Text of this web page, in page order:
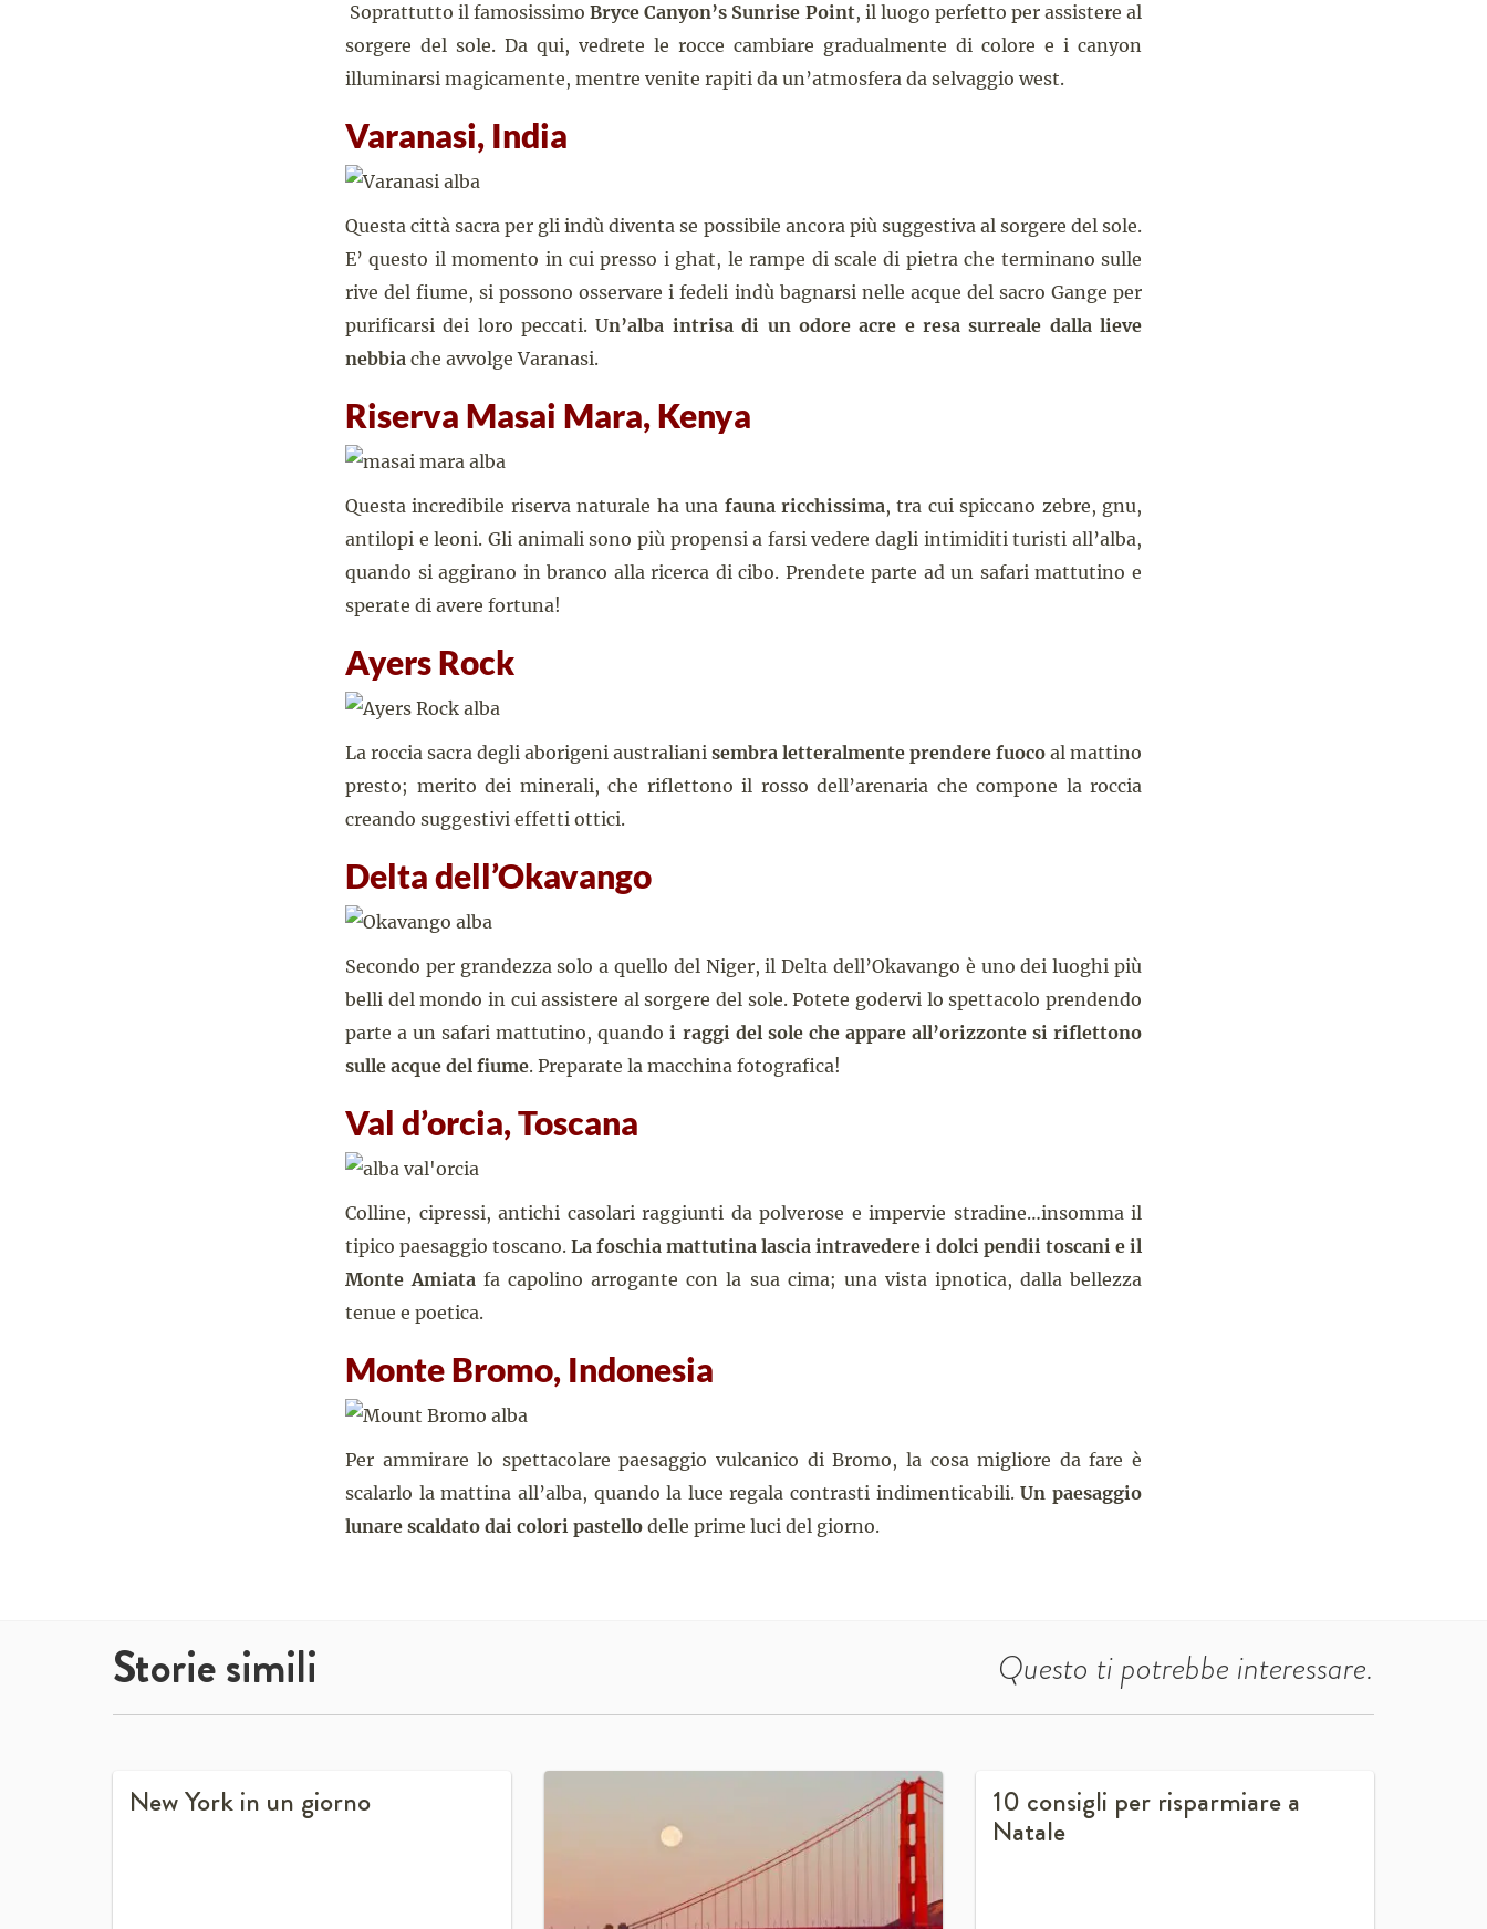
Soprattutto il famosissimoBryce Canyon’s Sunrise Point, il luogo perfetto per assistere al
sorgere del sole. Da qui, vedrete le rocce cambiare gradualmente di colore e i canyon
illuminarsi magicamente, mentre venite rapiti da un’atmosfera da selvaggio west.
Varanasi, India
Questa città sacra per gli indù diventa se possibile ancora più suggestiva al sorgere del sole.
E’ questo il momento in cui presso i ghat, le rampe di scale di pietra che terminano sulle
rive del fiume, si possono osservare i fedeli indù bagnarsi nelle acque del sacro Gange per
purificarsi dei loro peccati. Un’alba intrisa di un odore acre e resa surreale dalla lieve
nebbia che avvolge Varanasi.
Riserva Masai Mara, Kenya
Questa incredibile riserva naturale ha una fauna ricchissima, tra cui spiccano zebre, gnu,
antilopi e leoni. Gli animali sono più propensi a farsi vedere dagli intimiditi turisti all’alba,
quando si aggirano in branco alla ricerca di cibo. Prendete parte ad un safari mattutino e
sperate di avere fortuna!
Ayers Rock
La roccia sacra degli aborigeni australiani sembra letteralmente prendere fuoco al mattino
presto; merito dei minerali, che riflettono il rosso dell’arenaria che compone la roccia
creando suggestivi effetti ottici.
Delta dell’Okavango
Secondo per grandezza solo a quello del Niger, il Delta dell’Okavango è uno dei luoghi più
belli del mondo in cui assistere al sorgere del sole. Potete godervi lo spettacolo prendendo
parte a un safari mattutino, quandoi raggi del sole che appare all’orizzonte si riflettono
sulle acque del fiume. Preparate la macchina fotografica!
Val d’orcia, Toscana
Colline, cipressi, antichi casolari raggiunti da polverose e impervie stradine…insomma il
tipico paesaggio toscano. La foschia mattutina lascia intravedere i dolci pendii toscani e il
Monte Amiata fa capolino arrogante con la sua cima; una vista ipnotica, dalla bellezza
tenue e poetica.
Monte Bromo, Indonesia
Per ammirare lo spettacolare paesaggio vulcanico di Bromo, la cosa migliore da fare è
scalarlo la mattina all’alba, quando la luce regala contrasti indimenticabili.Un paesaggio
lunare scaldato dai colori pastello delle prime luci del giorno.
Storie simili Questo ti potrebbe interessare.
New York in un giorno 10 consigli per risparmiare a
Natale